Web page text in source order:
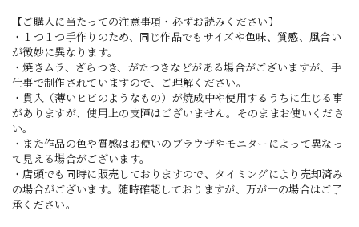
【ご購入に当たっての注意事項・必ずお読みください】
・１つ１つ手作りのため、同じ作品でもサイズや色味、質感、風合い
が微妙に異なります。
・焼きムラ、ざらつき、がたつきなどがある場合がございますが、手
仕事で制作されていますので、ご理解ください。
・貫入（薄いヒビのようなもの）が焼成中や使用するうちに生じる事
がありますが、使用上の支障はございません。そのままお使いくださ
い。
・また作品の色や質感はお使いのブラウザやモニターによって異なっ
て見える場合がございます。
・店頭でも同時に販売しておりますので、タイミングにより売却済み
の場合がございます。随時確認しておりますが、万が一の場合はご了
承ください。